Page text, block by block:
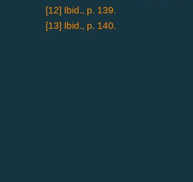
[12] Ibid., p. 139.
[13] Ibid., p. 140.